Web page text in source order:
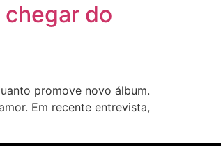
chegar do
promove novo álbum.
Em recente entrevista,